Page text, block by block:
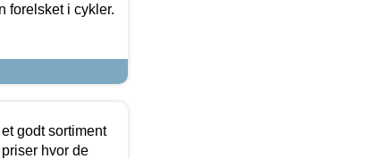
forelsket i cykler.
godt sortiment
hvor de